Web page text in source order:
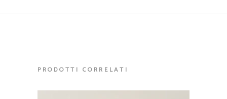
PRODOTTI CORRELATI